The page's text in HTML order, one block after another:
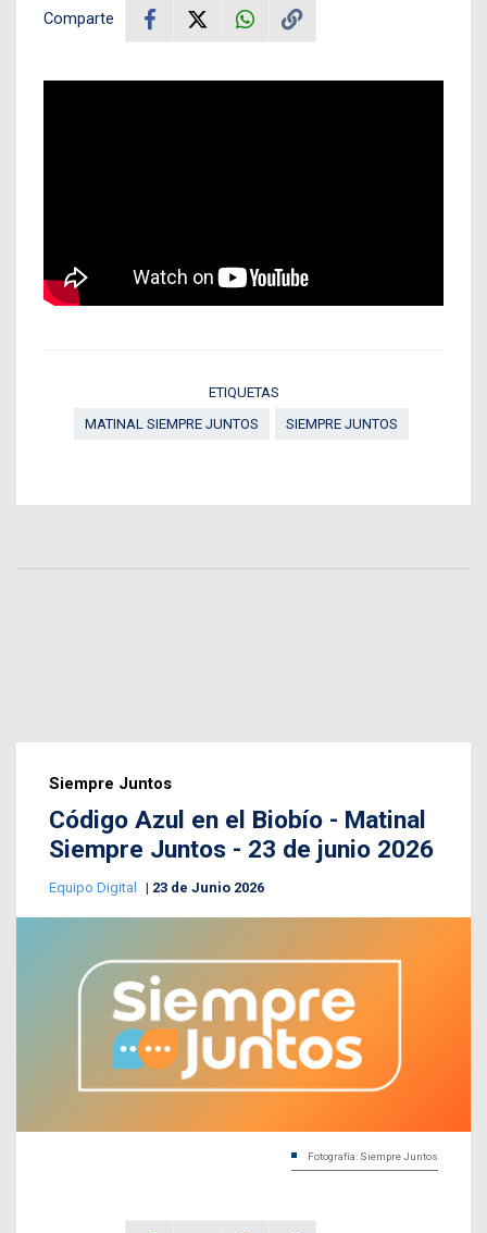
Comparte
ETIQUETAS
MATINAL SIEMPRE JUNTOS
SIEMPRE JUNTOS
Siempre Juntos
Código Azul en el Biobío - Matinal
Siempre Juntos - 23 de junio 2026
Equipo Digital 23 de Junio 2026
Fotografía: Siempre Juntos